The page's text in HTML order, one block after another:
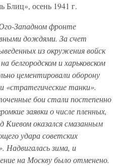
Блиц», осень 1941 г.
Западном фронте
дождями. За счет
из окружения войск
белгородском и харьковском
цементировали оборону
«стратегические танки».
бои стали постепенно
заявки о числе пленных,
оказался смазанным
удара советских
Надвигалась зима, и
на Москву было отменено.